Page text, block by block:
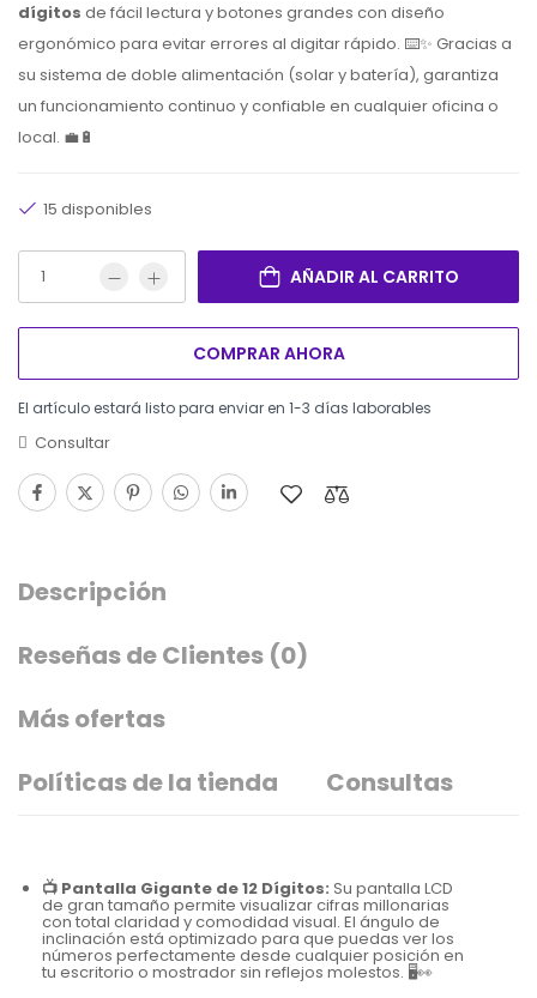
dígitos de fácil lectura y botones grandes con diseño
ergonómico para evitar errores al digitar rápido. ⌨️✨ Gracias a
su sistema de doble alimentación (solar y batería), garantiza
un funcionamiento continuo y confiable en cualquier oficina o
local. 💼🔋
15 disponibles
AÑADIR AL CARRITO
COMPRAR AHORA
El artículo estará listo para enviar en 1-3 días laborables
Consultar
Descripción
Reseñas de Clientes (0)
Más ofertas
Políticas de la tienda
Consultas
📺 Pantalla Gigante de 12 Dígitos: Su pantalla LCD
de gran tamaño permite visualizar cifras millonarias
con total claridad y comodidad visual. El ángulo de
inclinación está optimizado para que puedas ver los
números perfectamente desde cualquier posición en
tu escritorio o mostrador sin reflejos molestos. 🖥️👀